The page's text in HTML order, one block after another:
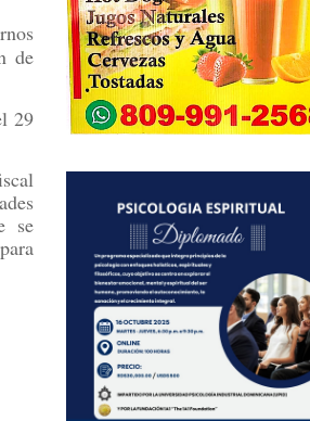
de
29
se